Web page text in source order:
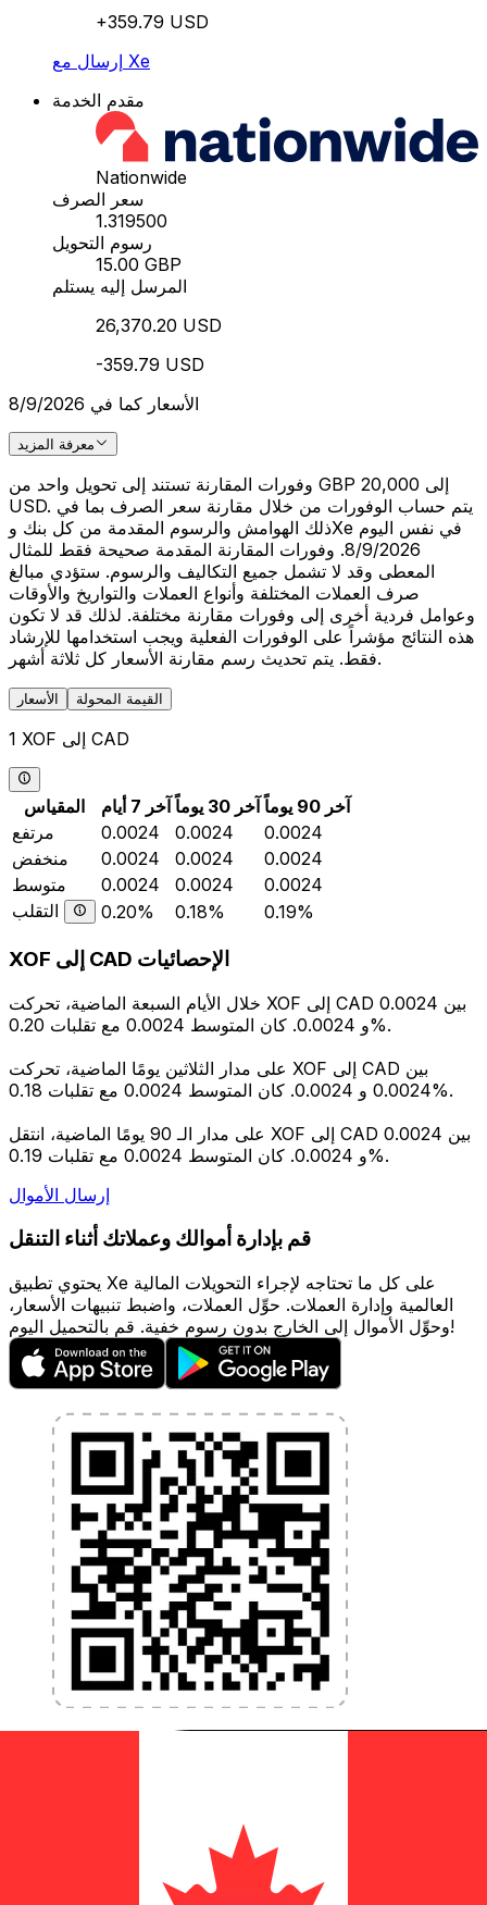
+359.79 USD
إرسال مع Xe
مقدم الخدمة
Nationwide
سعر الصرف
1.319500
رسوم التحويل
15.00 GBP
المرسل إليه يستلم
26,370.20 USD
-359.79 USD
الأسعار كما في 8/9/2026
معرفة المزيد
وفورات المقارنة تستند إلى تحويل واحد من GBP 20,000 إلى
USD. يتم حساب الوفورات من خلال مقارنة سعر الصرف بما في
ذلك الهوامش والرسوم المقدمة من كل بنك وXe في نفس اليوم
8/9/2026. وفورات المقارنة المقدمة صحيحة فقط للمثال
المعطى وقد لا تشمل جميع التكاليف والرسوم. ستؤدي مبالغ
صرف العملات المختلفة وأنواع العملات والتواريخ والأوقات
وعوامل فردية أخرى إلى وفورات مقارنة مختلفة. لذلك قد لا تكون
هذه النتائج مؤشراً على الوفورات الفعلية ويجب استخدامها للإرشاد
فقط. يتم تحديث رسم مقارنة الأسعار كل ثلاثة أشهر.
الأسعار القيمة المحولة
1 XOF إلى CAD
المقياس آخر 7 أيام آخر 30 يوماً
آخر 90 يوماً
مرتفع
0.0024 0.0024
0.0024
منخفض
0.0024 0.0024
0.0024
متوسط
0.0024 0.0024
0.0024
التقلب
0.20% 0.18% 0.19%
XOF إلى CAD الإحصائيات
خلال الأيام السبعة الماضية، تحركت XOF إلى CAD بين 0.0024
و 0.0024. كان المتوسط 0.0024 مع تقلبات 0.20%.
على مدار الثلاثين يومًا الماضية، تحركت XOF إلى CAD بين
0.0024 و 0.0024. كان المتوسط 0.0024 مع تقلبات 0.18%.
على مدار الـ 90 يومًا الماضية، انتقل XOF إلى CAD بين 0.0024
و 0.0024. كان المتوسط 0.0024 مع تقلبات 0.19%.
إرسال الأموال
قم بإدارة أموالك وعملاتك أثناء التنقل
يحتوي تطبيق Xe على كل ما تحتاجه لإجراء التحويلات المالية
العالمية وإدارة العملات. حوِّل العملات، واضبط تنبيهات الأسعار،
وحوِّل الأموال إلى الخارج بدون رسوم خفية. قم بالتحميل اليوم!